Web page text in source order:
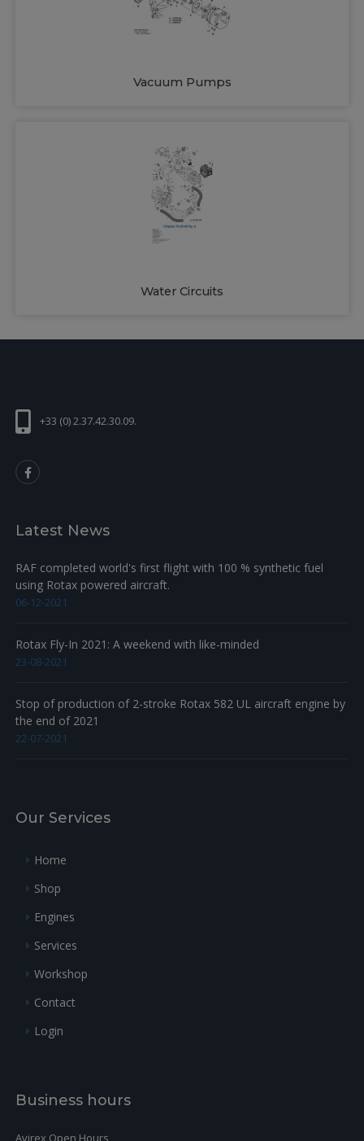
Vacuum Pumps
Water Circuits
+33 (0) 2.37.42.30.09.
Latest News
RAF completed world's first flight with 100 % synthetic fuel
using Rotax powered aircraft.
06-12-2021
Rotax Fly-In 2021: A weekend with like-minded
23-08-2021
Stop of production of 2-stroke Rotax 582 UL aircraft engine by
the end of 2021
22-07-2021
Our Services
Home
Shop
Engines
Services
Workshop
Contact
Login
Business hours
Avirex Open Hours